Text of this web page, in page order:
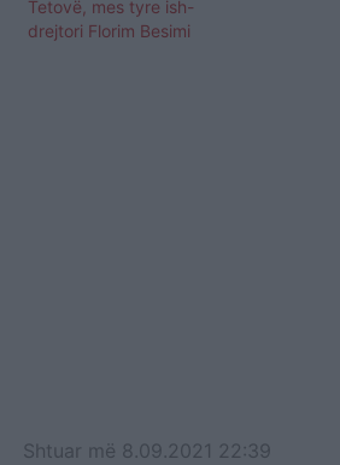
Tetovë, mes tyre ish-
drejtori Florim Besimi
Shtuar më 8.09.2021 22:39